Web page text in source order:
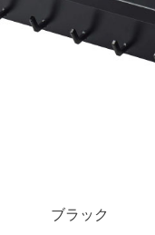
ブラック